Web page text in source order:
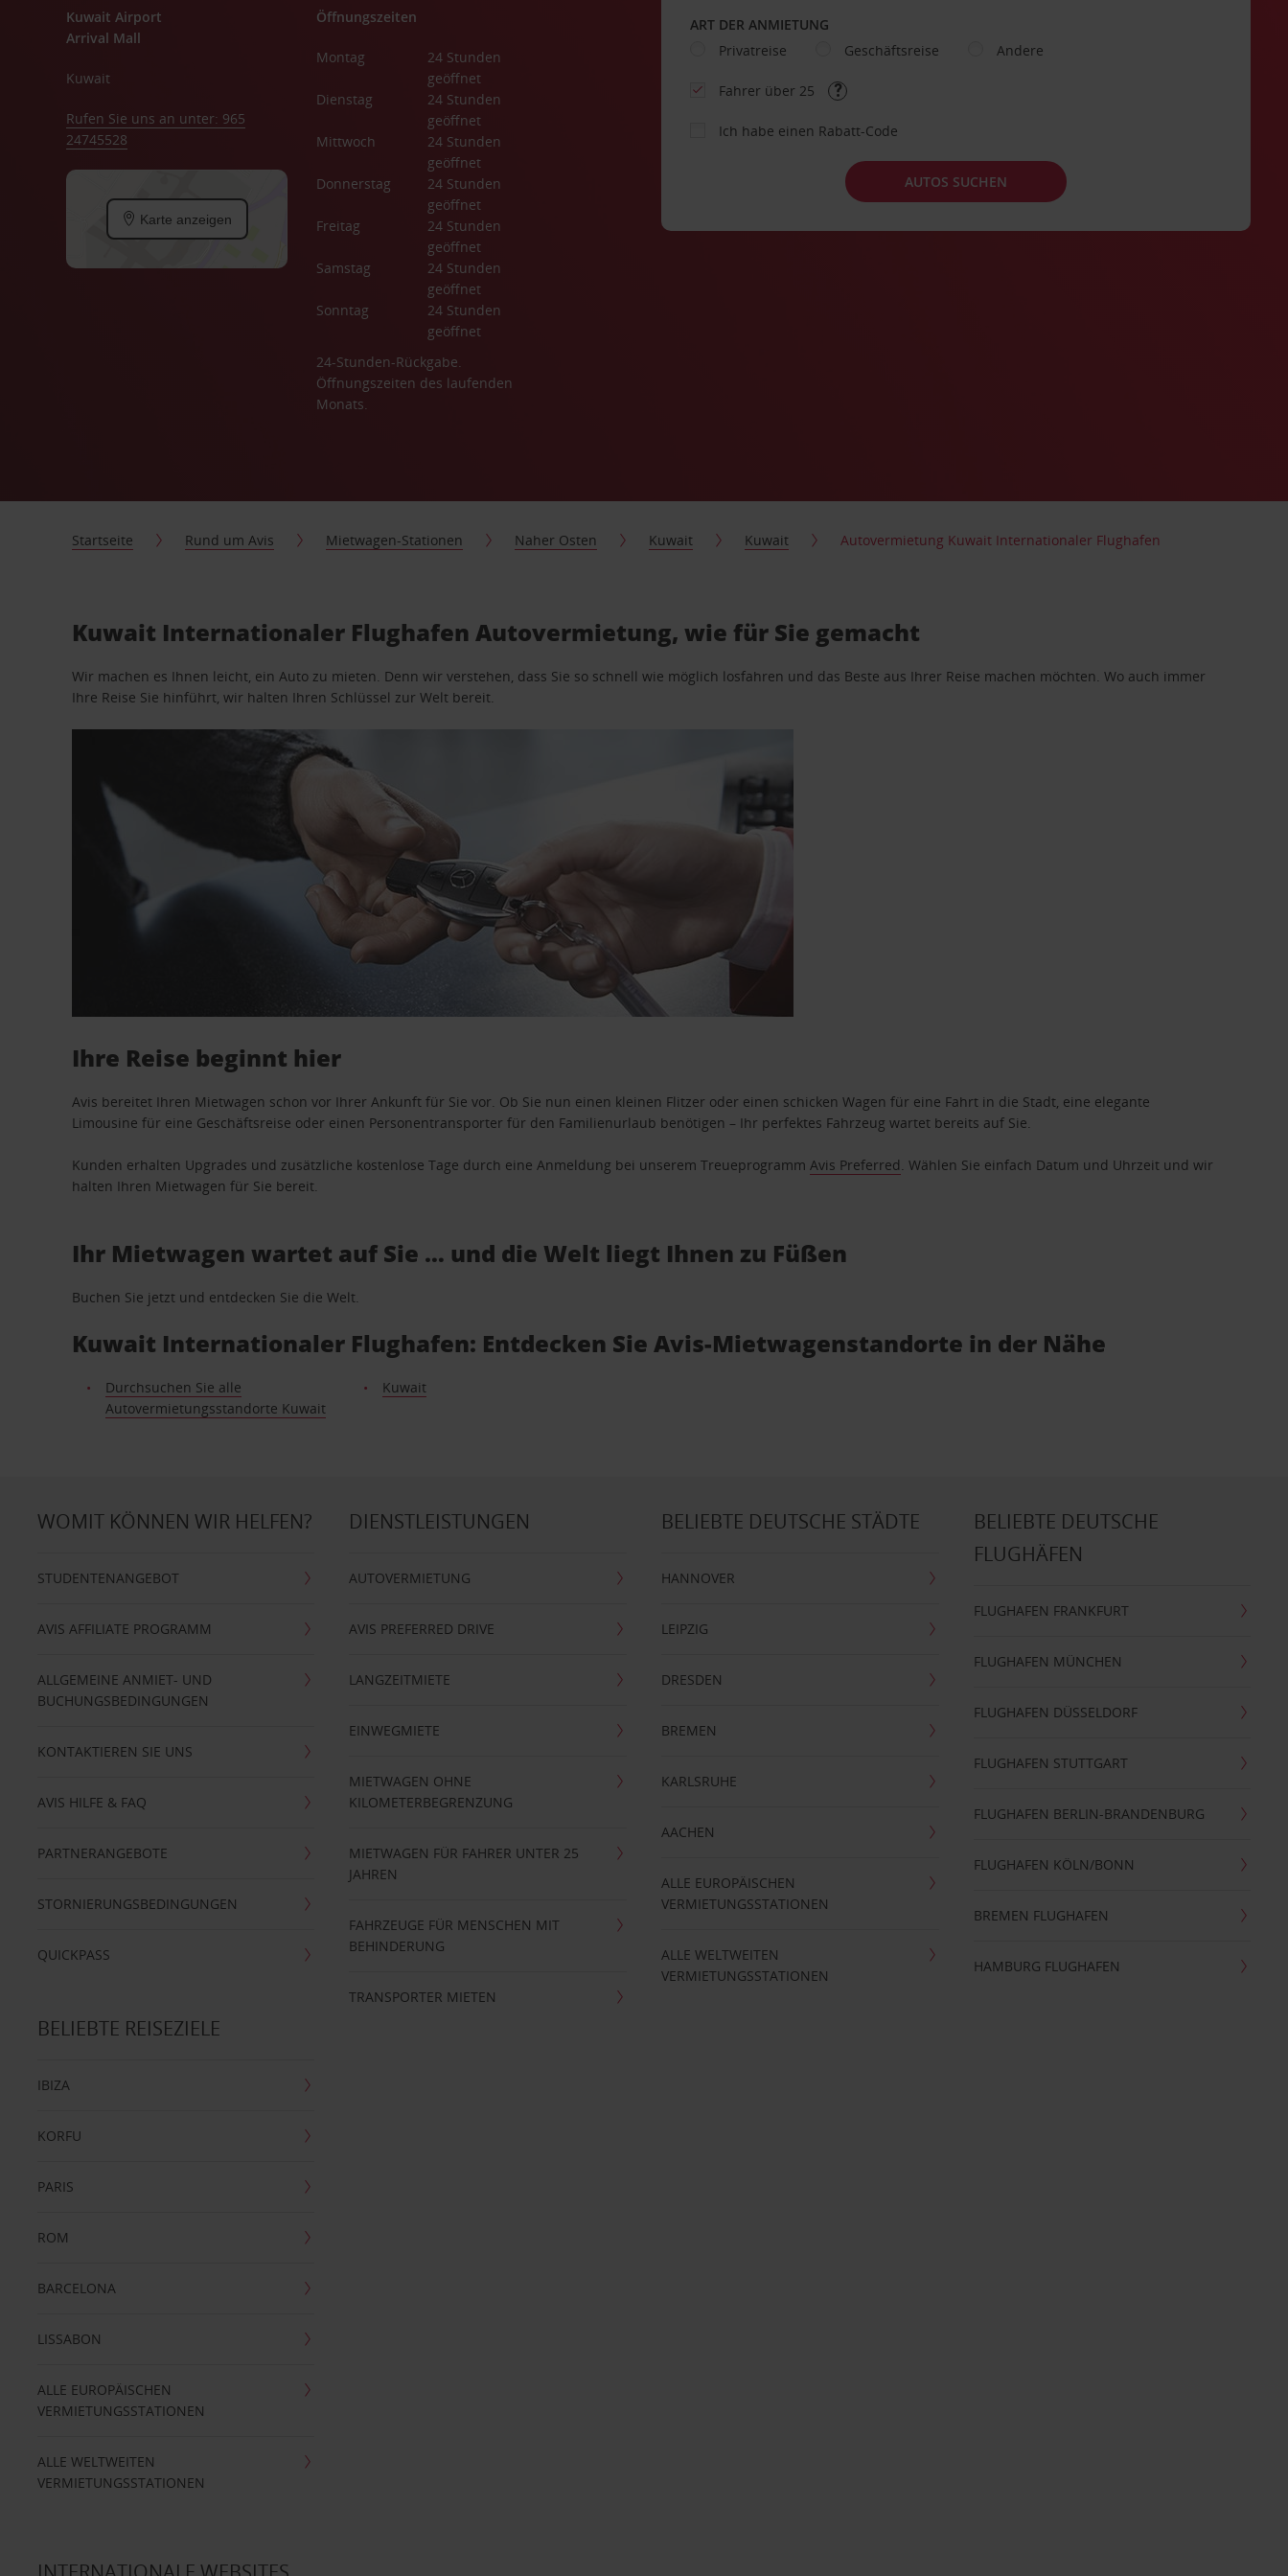
Kuwait Airport
Arrival Mall
Kuwait
Rufen Sie uns an unter: 965
24745528
Karte anzeigen
Öffnungszeiten
Montag
24 Stunden
geöffnet
Dienstag
24 Stunden
geöffnet
Mittwoch
24 Stunden
geöffnet
Donnerstag
24 Stunden
geöffnet
Freitag
24 Stunden
geöffnet
Samstag
24 Stunden
geöffnet
Sonntag
24 Stunden
geöffnet
24-Stunden-Rückgabe.
Öffnungszeiten des laufenden
Monats.
ART DER ANMIETUNG
Privatreise
Geschäftsreise Andere
Fahrer über 25
Ich habe einen Rabatt-Code
AUTOS SUCHEN
Startseite Rund um Avis Mietwagen-Stationen Naher Osten Kuwait Kuwait Autovermietung Kuwait Internationaler Flughafen
Kuwait Internationaler Flughafen Autovermietung, wie für Sie gemacht
Wir machen es Ihnen leicht, ein Auto zu mieten. Denn wir verstehen, dass Sie so schnell wie möglich losfahren und das Beste aus Ihrer Reise machen möchten. Wo auch immer
Ihre Reise Sie hinführt, wir halten Ihren Schlüssel zur Welt bereit.
Ihre Reise beginnt hier
Avis bereitet Ihren Mietwagen schon vor Ihrer Ankunft für Sie vor. Ob Sie nun einen kleinen Flitzer oder einen schicken Wagen für eine Fahrt in die Stadt, eine elegante
Limousine für eine Geschäftsreise oder einen Personentransporter für den Familienurlaub benötigen – Ihr perfektes Fahrzeug wartet bereits auf Sie.
Kunden erhalten Upgrades und zusätzliche kostenlose Tage durch eine Anmeldung bei unserem TreueprogrammAvis Preferred. Wählen Sie einfach Datum und Uhrzeit und wir
halten Ihren Mietwagen für Sie bereit.
Ihr Mietwagen wartet auf Sie … und die Welt liegt Ihnen zu Füßen
Buchen Sie jetzt und entdecken Sie die Welt.
Kuwait Internationaler Flughafen: Entdecken Sie Avis-Mietwagenstandorte in der Nähe
Durchsuchen Sie alle
Autovermietungsstandorte Kuwait
Kuwait
WOMIT KÖNNEN WIR HELFEN?
STUDENTENANGEBOT
AVIS AFFILIATE PROGRAMM
ALLGEMEINE ANMIET- UND
BUCHUNGSBEDINGUNGEN
KONTAKTIEREN SIE UNS
AVIS HILFE & FAQ
PARTNERANGEBOTE
STORNIERUNGSBEDINGUNGEN
QUICKPASS
DIENSTLEISTUNGEN
AUTOVERMIETUNG
AVIS PREFERRED DRIVE
LANGZEITMIETE
EINWEGMIETE
MIETWAGEN OHNE
KILOMETERBEGRENZUNG
MIETWAGEN FÜR FAHRER UNTER 25
JAHREN
FAHRZEUGE FÜR MENSCHEN MIT
BEHINDERUNG
TRANSPORTER MIETEN
BELIEBTE DEUTSCHE STÄDTE
HANNOVER
LEIPZIG
DRESDEN
BREMEN
KARLSRUHE
AACHEN
ALLE EUROPÄISCHEN
VERMIETUNGSSTATIONEN
ALLE WELTWEITEN
VERMIETUNGSSTATIONEN
BELIEBTE DEUTSCHE
FLUGHÄFEN
FLUGHAFEN FRANKFURT
FLUGHAFEN MÜNCHEN
FLUGHAFEN DÜSSELDORF
FLUGHAFEN STUTTGART
FLUGHAFEN BERLIN-BRANDENBURG
FLUGHAFEN KÖLN/BONN
BREMEN FLUGHAFEN
HAMBURG FLUGHAFEN
BELIEBTE REISEZIELE
IBIZA
KORFU
PARIS
ROM
BARCELONA
LISSABON
ALLE EUROPÄISCHEN
VERMIETUNGSSTATIONEN
ALLE WELTWEITEN
VERMIETUNGSSTATIONEN